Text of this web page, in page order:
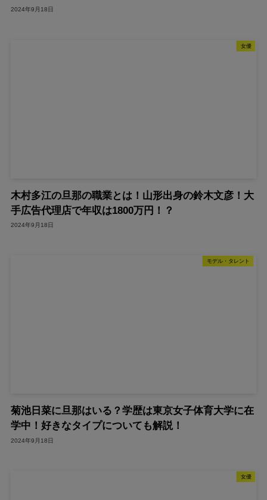
2024年9月18日
女優
木村多江の旦那の職業とは！山形出身の鈴木文彦！大
手広告代理店で年収は1800万円！？
2024年9月18日
モデル・タレント
菊池日菜に旦那はいる？学歴は東京女子体育大学に在
学中！好きなタイプについても解説！
2024年9月18日
女優